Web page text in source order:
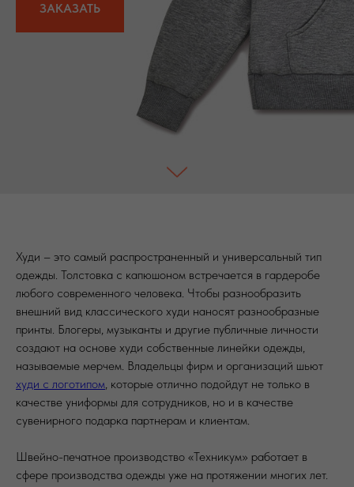
ЗАКАЗАТЬ
Худи – это самый распространенный и универсальный тип
одежды. Толстовка с капюшоном встречается в гардеробе
любого современного человека. Чтобы разнообразить
внешний вид классического худи наносят разнообразные
принты. Блогеры, музыканты и другие публичные личности
создают на основе худи собственные линейки одежды,
называемые мерчем. Владельцы фирм и организаций шьют
худи с логотипом, которые отлично подойдут не только в
качестве униформы для сотрудников, но и в качестве
сувенирного подарка партнерам и клиентам.
Швейно-печатное производство «Техникум» работает в
сфере производства одежды уже на протяжении многих лет.